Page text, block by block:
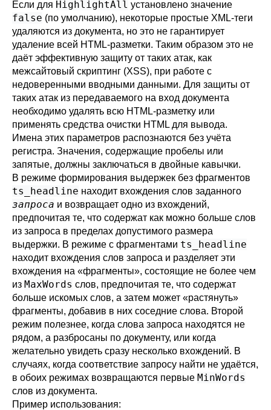
Если для HighlightAll установлено значение
false (по умолчанию), некоторые простые XML-теги
удаляются из документа, но это не гарантирует
удаление всей HTML-разметки. Таким образом это не
даёт эффективную защиту от таких атак, как
межсайтовый скриптинг (XSS), при работе с
недоверенными вводными данными. Для защиты от
таких атак из передаваемого на вход документа
необходимо удалять всю HTML-разметку или
применять средства очистки HTML для вывода.
Имена этих параметров распознаются без учёта
регистра. Значения, содержащие пробелы или
запятые, должны заключаться в двойные кавычки.
В режиме формирования выдержек без фрагментов
ts_headline находит вхождения слов заданного
запроса и возвращает одно из вхождений,
предпочитая те, что содержат как можно больше слов
из запроса в пределах допустимого размера
выдержки. В режиме с фрагментами ts_headline
находит вхождения слов запроса и разделяет эти
вхождения на «фрагменты», состоящие не более чем
из MaxWords слов, предпочитая те, что содержат
больше искомых слов, а затем может «растянуть»
фрагменты, добавив в них соседние слова. Второй
режим полезнее, когда слова запроса находятся не
рядом, а разбросаны по документу, или когда
желательно увидеть сразу несколько вхождений. В
случаях, когда соответствие запросу найти не удаётся,
в обоих режимах возвращаются первые MinWords
слов из документа.
Пример использования: